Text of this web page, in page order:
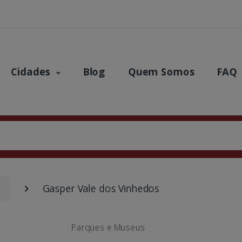
Cidades Blog Quem Somos FAQ
Gasper Vale dos Vinhedos
Parques e Museus